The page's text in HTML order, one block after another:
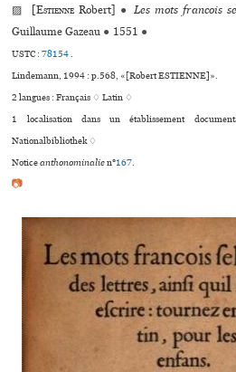
▨ [Estienne Robert] ● Les mots francois
Guillaume Gazeau ● 1551 ●
USTC :78154.
Lindemann, 1994 : p.568, «[Robert ESTIENNE]».
2 langues :Français ♢Latin ♢
1 localisation dans un établissement
Nationalbibliothek ♢
Noticeanthonominalien°167.
📷